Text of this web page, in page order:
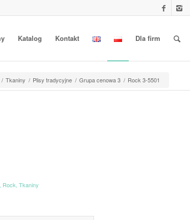
Katalog Kontakt Dla firm
/ Tkaniny / Plisy tradycyjne / Grupa cenowa 3 / Rock 3-5501
Rock ,Tkaniny